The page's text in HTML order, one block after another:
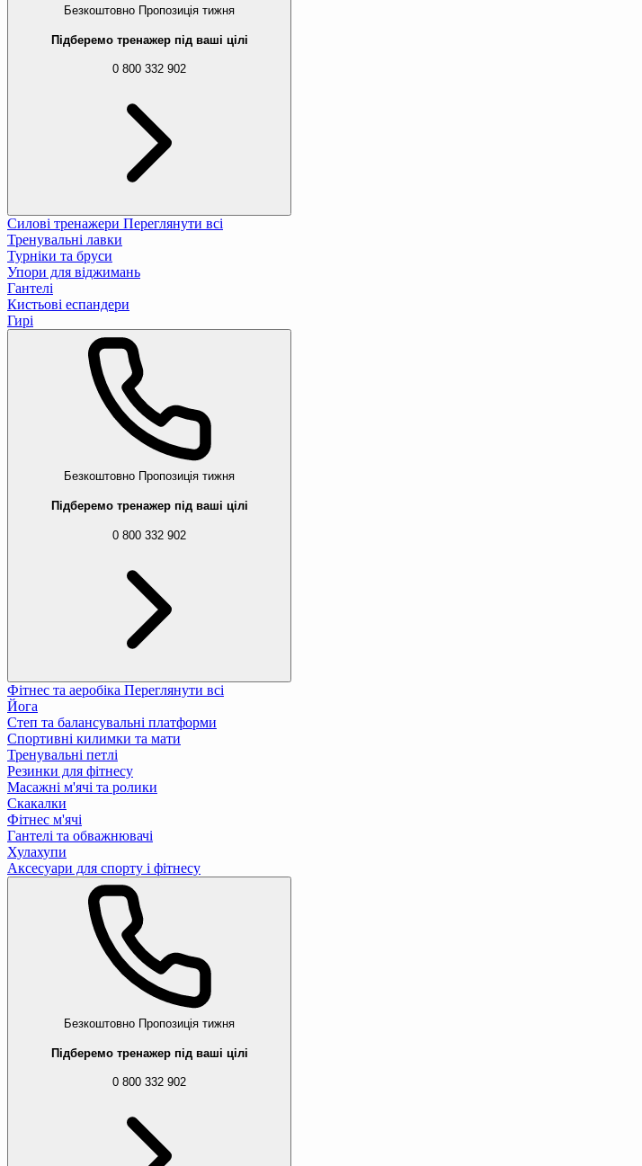
Безкоштовно Пропозиція тижня
Підберемо тренажер під ваші цілі
0 800 332 902
Силові тренажери Переглянути всі
Тренувальні лавки
Турніки та бруси
Упори для віджимань
Гантелі
Кистьові еспандери
Гирі
Безкоштовно Пропозиція тижня
Підберемо тренажер під ваші цілі
0 800 332 902
Фітнес та аеробіка Переглянути всі
Йога
Степ та балансувальні платформи
Спортивні килимки та мати
Тренувальні петлі
Резинки для фітнесу
Масажні м'ячі та ролики
Скакалки
Фітнес м'ячі
Гантелі та обважнювачі
Хулахупи
Аксесуари для спорту і фітнесу
Безкоштовно Пропозиція тижня
Підберемо тренажер під ваші цілі
0 800 332 902